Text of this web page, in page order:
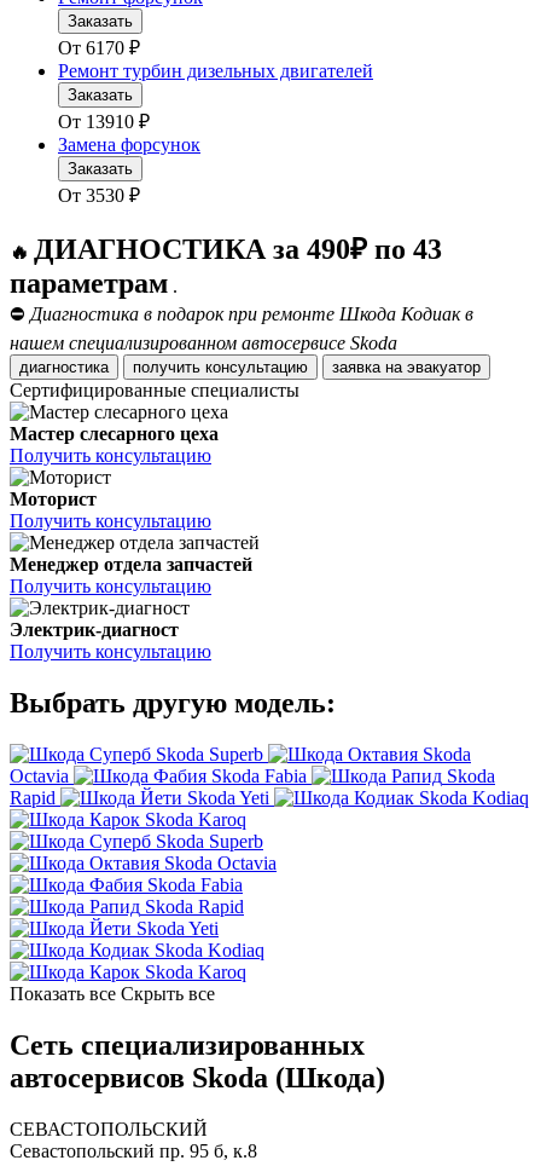
Заказать
От 6170 ₽
Ремонт турбин дизельных двигателей
Заказать
От 13910 ₽
Замена форсунок
Заказать
От 3530 ₽
🔥 ДИАГНОСТИКА за 490₽ по 43
параметрам .
⛔ Диагностика в подарок при ремонте Шкода Кодиак в
нашем специализированном автосервисе Skoda
диагностика получить консультацию заявка на эвакуатор
Сертифицированные специалисты
Мастер слесарного цеха
Получить консультацию
Моторист
Получить консультацию
Менеджер отдела запчастей
Получить консультацию
Электрик-диагност
Получить консультацию
Выбрать другую модель:
Skoda Superb
Skoda
Octavia
Skoda Fabia
Skoda
Rapid
Skoda Yeti
Skoda Kodiaq
Skoda Karoq
Skoda Superb
Skoda Octavia
Skoda Fabia
Skoda Rapid
Skoda Yeti
Skoda Kodiaq
Skoda Karoq
Показать все Скрыть все
Сеть специализированных
автосервисов Skoda (Шкода)
СЕВАСТОПОЛЬСКИЙ
Севастопольский пр. 95 б, к.8